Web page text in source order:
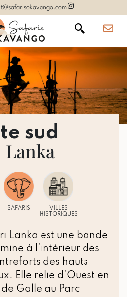
sud
Lanka
SAFARIS
VILLES
HISTORIQUES
Lanka est une bande
à l’intérieur des
des hauts
Elle relie d’Ouest en
Galle au Parc